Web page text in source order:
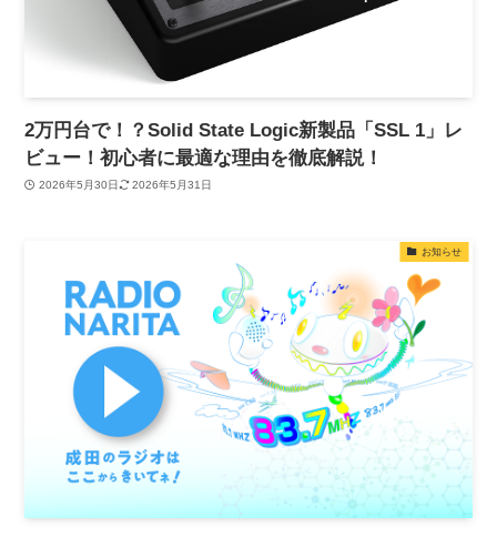
2万円台で！？Solid State Logic新製品「SSL 1」レ
ビュー！初心者に最適な理由を徹底解説！
2026年5月30日 2026年5月31日
お知らせ